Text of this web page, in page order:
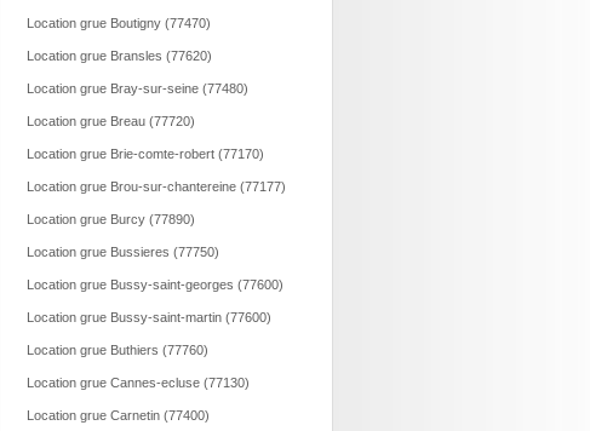
Location grue Boutigny (77470)
Location grue Bransles (77620)
Location grue Bray-sur-seine (77480)
Location grue Breau (77720)
Location grue Brie-comte-robert (77170)
Location grue Brou-sur-chantereine (77177)
Location grue Burcy (77890)
Location grue Bussieres (77750)
Location grue Bussy-saint-georges (77600)
Location grue Bussy-saint-martin (77600)
Location grue Buthiers (77760)
Location grue Cannes-ecluse (77130)
Location grue Carnetin (77400)